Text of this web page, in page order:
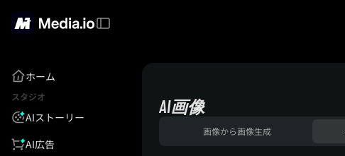
ホーム
スタジオ
AIストーリー
AI広告
AI画像
画像から画像生成